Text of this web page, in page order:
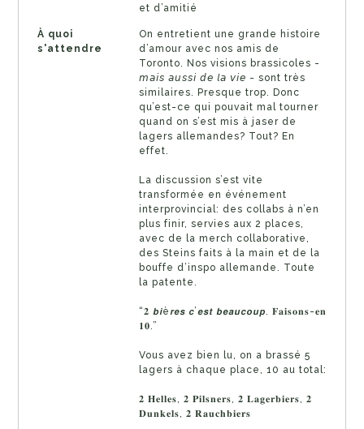
et d’amitié
À quoi
s'attendre
On entretient une grande histoire
d’amour avec nos amis de
Toronto. Nos visions brassicoles -
𝘮𝘢𝘪𝘴 𝘢𝘶𝘴𝘴𝘪 𝘥𝘦 𝘭𝘢 𝘷𝘪𝘦 - sont très
similaires. Presque trop. Donc
qu’est-ce qui pouvait mal tourner
quand on s’est mis à jaser de
lagers allemandes? Tout? En
effet.
La discussion s’est vite
transformée en événement
interprovincial: des collabs à n’en
plus finir, servies aux 2 places,
avec de la merch collaborative,
des Steins faits à la main et de la
bouffe d’inspo allemande. Toute
la patente.
“𝟐 𝙗𝙞è𝙧𝙚𝙨 𝙘’𝙚𝙨𝙩 𝙗𝙚𝙖𝙪𝙘𝙤𝙪𝙥. 𝐅𝐚𝐢𝐬𝐨𝐧𝐬-𝐞𝐧
𝟏𝟎.”
Vous avez bien lu, on a brassé 5
lagers à chaque place, 10 au total:
𝟐 𝐇𝐞𝐥𝐥𝐞𝐬, 𝟐 𝐏𝐢𝐥𝐬𝐧𝐞𝐫𝐬, 𝟐 𝐋𝐚𝐠𝐞𝐫𝐛𝐢𝐞𝐫𝐬, 𝟐
𝐃𝐮𝐧𝐤𝐞𝐥𝐬, 𝟐 𝐑𝐚𝐮𝐜𝐡𝐛𝐢𝐞𝐫𝐬